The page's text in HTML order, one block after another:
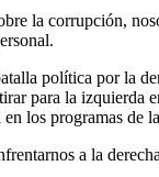
la corrupción,
política por la
para la izquierda
los programas de
a la